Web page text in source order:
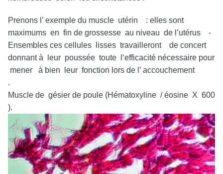
Prenons l’ exemple du muscle utérin : elles sont
maximums en fin de grossesse au niveau de l’utérus -
Ensembles ces cellules lisses travailleront de concert
donnant à leur poussée toute l’efficacité nécessaire pour
mener à bien leur fonction lors de l’ accouchement
.
Muscle de gésier de poule (Hématoxyline / éosine X 600
).